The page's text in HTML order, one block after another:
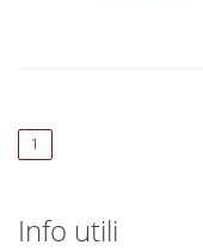
1
Info utili